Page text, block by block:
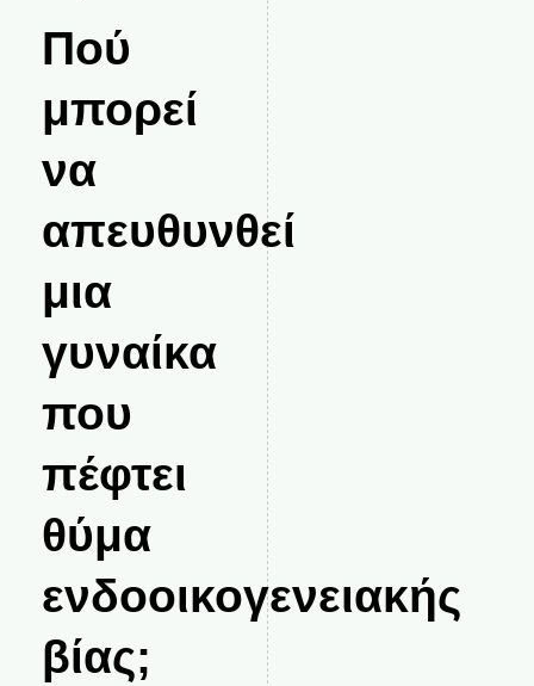
Πού
μπορεί
να
απευθυνθεί
μια
γυναίκα
που
πέφτει
θύμα
ενδοοικογενειακής
βίας;